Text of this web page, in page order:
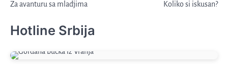
članka
Za avanturu sa mladjima
Koliko si iskusan?
Hotline Srbija